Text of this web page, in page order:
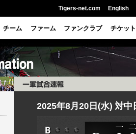
Tigers-net.com English
チーム ファーム ファンクラブ チケット
2025年8月20日(水) 対中